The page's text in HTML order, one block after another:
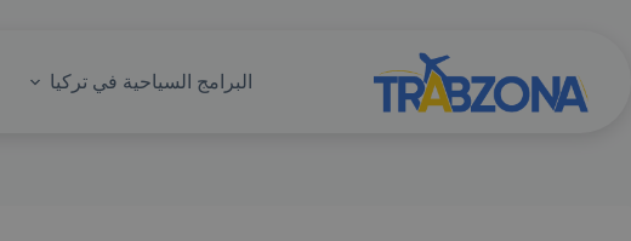
البرامج السياحية في تركيا